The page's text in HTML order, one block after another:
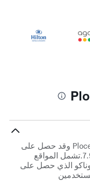
يعتبر هوتل توليرو أحد أشهر الفنادق في Ploce وقد حصل على
تصنيف لـ 186 من المستخدمين يبلغ 7.9/10.تشمل المواقع
الذي حصل على